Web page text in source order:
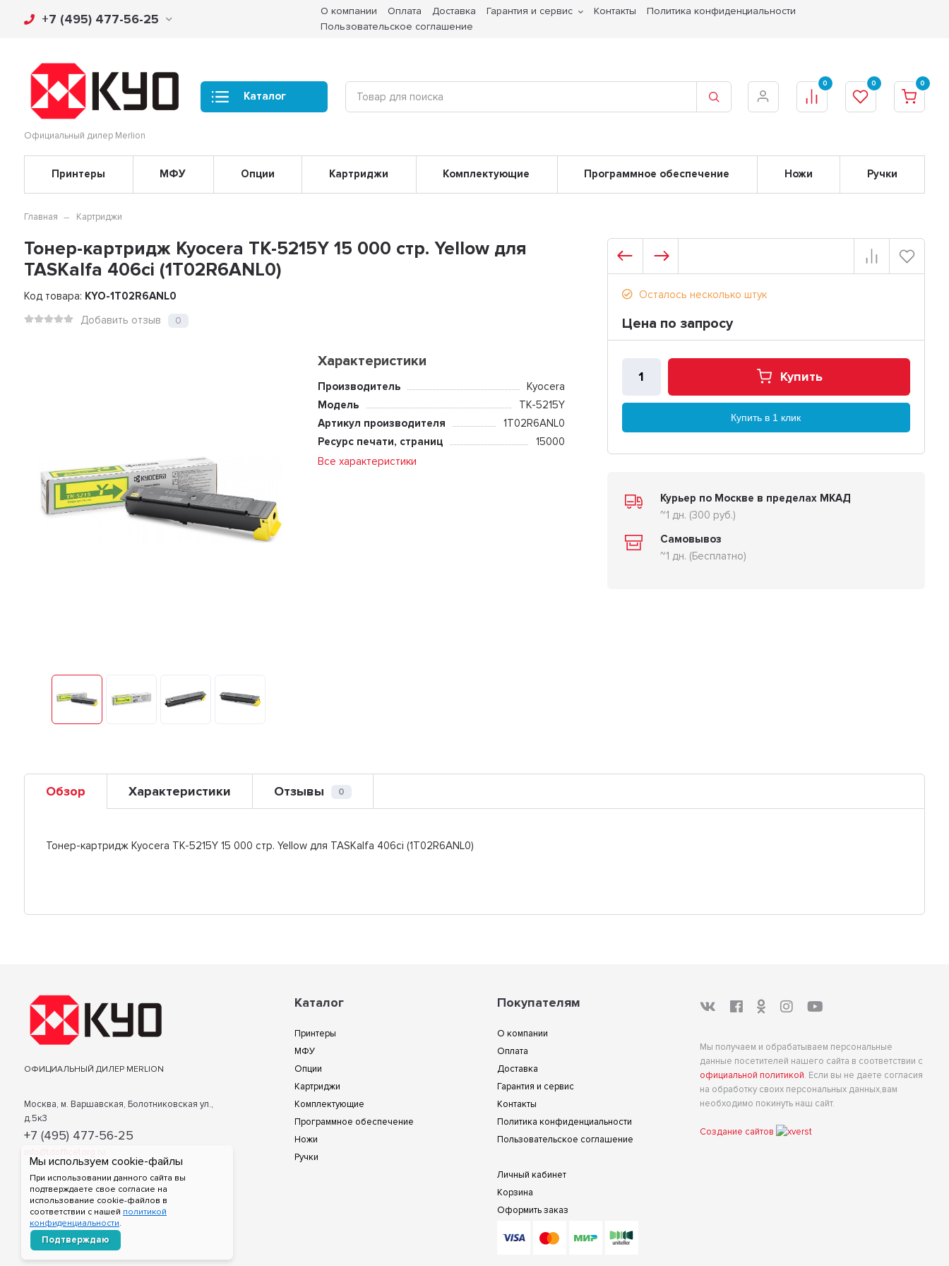
Мы используем cookie-файлы
При использовании данного сайта вы
подтверждаете свое согласие на
использование cookie-файлов в
соответствии с нашей политикой
конфиденциальности.
Подтверждаю
+7 (495) 477-56-25
О компании Оплата Доставка Гарантия и сервис Контакты
Политика конфиденциальности
Пользовательское соглашение
Официальный дилер Merlion
Каталог
0 0 0
Принтеры МФУ Опции Картриджи Комплектующие Программное обеспечение Ножи Ручки
Главная Картриджи
Тонер-картридж Kyocera TK-5215Y 15 000 стр. Yellow для
TASKalfa 406ci (1T02R6ANL0)
Код товара: KYO-1T02R6ANL0
Добавить отзыв
0
Характеристики
Производитель
Kyocera
Модель
TK-5215Y
Артикул производителя
1T02R6ANL0
Ресурс печати, страниц
15000
Все характеристики
Осталось несколько штук
Цена по запросу
Купить
Купить в 1 клик
Курьер по Москве в пределах МКАД
~1 дн. (300 руб.)
Самовывоз
~1 дн. (Бесплатно)
Обзор Характеристики Отзывы 0
Тонер-картридж Kyocera TK-5215Y 15 000 стр. Yellow для TASKalfa 406ci (1T02R6ANL0)
ОФИЦИАЛЬНЫЙ ДИЛЕР MERLION
Москва, м. Варшавская, Болотниковская ул.,
д.5к3
+7 (495) 477-56-25
Каталог
Принтеры
МФУ
Опции
Картриджи
Комплектующие
Программное обеспечение
Ножи
Ручки
Покупателям
О компании
Оплата
Доставка
Гарантия и сервис
Контакты
Политика конфиденциальности
Пользовательское соглашение
Личный кабинет
Корзина
Оформить заказ
Мы получаем и обрабатываем персональные
данные посетителей нашего сайта в соответствии с
официальной политикой. Если вы не даете согласия
на обработку своих персональных данных,вам
необходимо покинуть наш сайт.
Создание сайтов